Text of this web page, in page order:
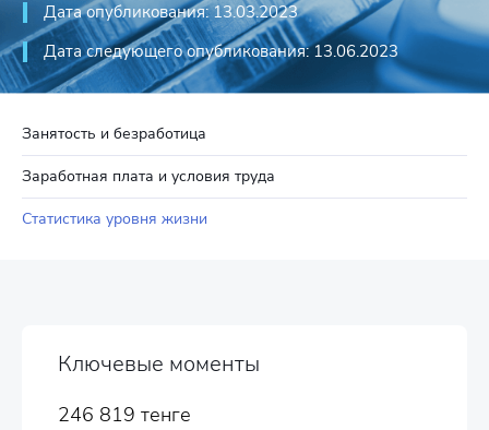
Занятость и безработица
Заработная плата и условия труда
Статистика уровня жизни
Дата опубликования: 13.03.2023
Дата следующего опубликования: 13.06.2023
Ключевые моменты
246 819 тенге